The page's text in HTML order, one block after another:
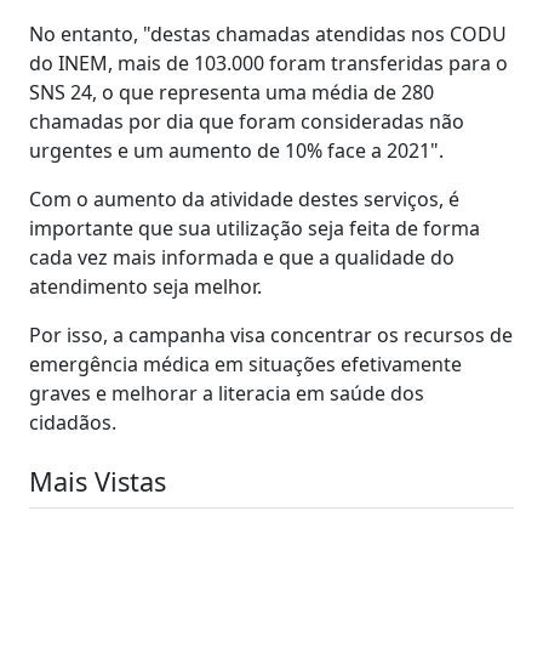
No entanto, "destas chamadas atendidas nos CODU
do INEM, mais de 103.000 foram transferidas para o
SNS 24, o que representa uma média de 280
chamadas por dia que foram consideradas não
urgentes e um aumento de 10% face a 2021".
Com o aumento da atividade destes serviços, é
importante que sua utilização seja feita de forma
cada vez mais informada e que a qualidade do
atendimento seja melhor.
Por isso, a campanha visa concentrar os recursos de
emergência médica em situações efetivamente
graves e melhorar a literacia em saúde dos
cidadãos.
Mais Vistas